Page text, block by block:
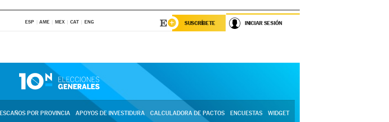
ESP AME MEX CAT ENG SUSCRÍBETE INICIAR SESIÓN
ESCAÑOS POR PROVINCIA APOYOS DE INVESTIDURA CALCULADORA DE PACTOS ENCUESTAS WIDGET